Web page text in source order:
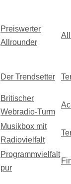
Preiswerter
Allrounder
Der Trendsetter
Britischer
Webradio-Turm
Musikbox mit
Radiovielfalt
Programmvielfalt
pur